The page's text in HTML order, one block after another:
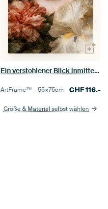
Ein verstohlener Blick inmitten von Blumen
ArtFrame™ –55×75cm CHF116.-
Größe & Material selbst wählen